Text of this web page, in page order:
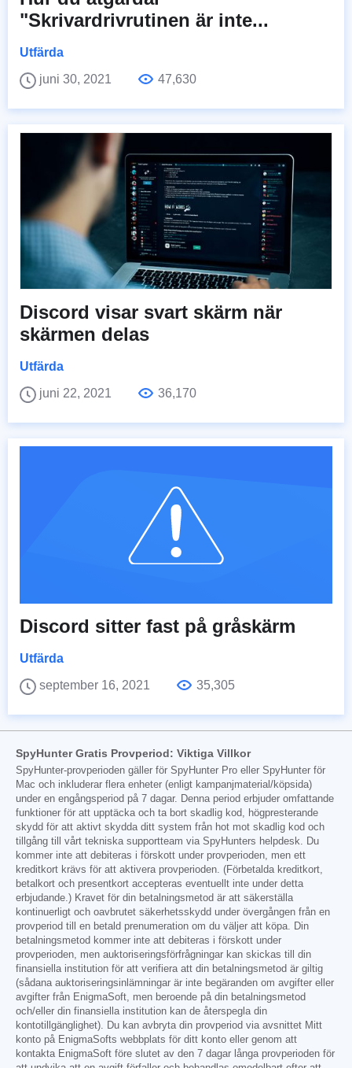
"Skrivardrivrutinen är inte...
Utfärda
juni 30, 2021
47,630
Discord visar svart skärm när
skärmen delas
Utfärda
juni 22, 2021
36,170
Discord sitter fast på gråskärm
Utfärda
september 16, 2021
35,305
SpyHunter Gratis Provperiod: Viktiga Villkor
SpyHunter-provperioden gäller för SpyHunter Pro eller SpyHunter för
Mac och inkluderar flera enheter (enligt kampanjmaterial/köpsida)
under en engångsperiod på 7 dagar. Denna period erbjuder omfattande
funktioner för att upptäcka och ta bort skadlig kod, högpresterande
skydd för att aktivt skydda ditt system från hot mot skadlig kod och
tillgång till vårt tekniska supportteam via SpyHunters helpdesk. Du
kommer inte att debiteras i förskott under provperioden, men ett
kreditkort krävs för att aktivera provperioden. (Förbetalda kreditkort,
betalkort och presentkort accepteras eventuellt inte under detta
erbjudande.) Kravet för din betalningsmetod är att säkerställa
kontinuerligt och oavbrutet säkerhetsskydd under övergången från en
provperiod till en betald prenumeration om du väljer att köpa. Din
betalningsmetod kommer inte att debiteras i förskott under
provperioden, men auktoriseringsförfrågningar kan skickas till din
finansiella institution för att verifiera att din betalningsmetod är giltig
(sådana auktoriseringsinlämningar är inte begäranden om avgifter eller
avgifter från EnigmaSoft, men beroende på din betalningsmetod
och/eller din finansiella institution kan de återspegla din
kontotillgänglighet). Du kan avbryta din provperiod via avsnittet Mitt
konto på EnigmaSofts webbplats för ditt konto eller genom att
kontakta EnigmaSoft före slutet av den 7 dagar långa provperioden för